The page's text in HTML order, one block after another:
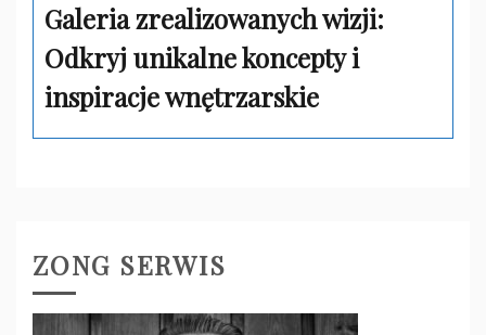
Galeria zrealizowanych wizji:
Odkryj unikalne koncepty i
inspiracje wnętrzarskie
ZONG SERWIS